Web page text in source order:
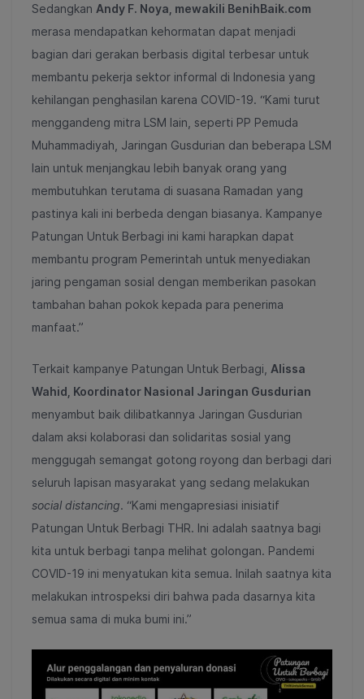
Sedangkan Andy F. Noya, mewakili BenihBaik.com
merasa mendapatkan kehormatan dapat menjadi
bagian dari gerakan berbasis digital terbesar untuk
membantu pekerja sektor informal di Indonesia yang
kehilangan penghasilan karena COVID-19. “Kami turut
menggandeng mitra LSM lain, seperti PP Pemuda
Muhammadiyah, Jaringan Gusdurian dan beberapa LSM
lain untuk menjangkau lebih banyak orang yang
membutuhkan terutama di suasana Ramadan yang
pastinya kali ini berbeda dengan biasanya. Kampanye
Patungan Untuk Berbagi ini kami harapkan dapat
membantu program Pemerintah untuk menyediakan
jaring pengaman sosial dengan memberikan pasokan
tambahan bahan pokok kepada para penerima
manfaat.”
Terkait kampanye Patungan Untuk Berbagi, Alissa
Wahid, Koordinator Nasional Jaringan Gusdurian
menyambut baik dilibatkannya Jaringan Gusdurian
dalam aksi kolaborasi dan solidaritas sosial yang
menggugah semangat gotong royong dan berbagi dari
seluruh lapisan masyarakat yang sedang melakukan
social distancing. “Kami mengapresiasi inisiatif
Patungan Untuk Berbagi THR. Ini adalah saatnya bagi
kita untuk berbagi tanpa melihat golongan. Pandemi
COVID-19 ini menyatukan kita semua. Inilah saatnya kita
melakukan introspeksi diri bahwa pada dasarnya kita
semua sama di muka bumi ini.”